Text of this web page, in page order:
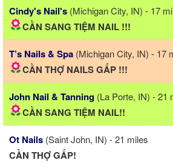
Cindy's Nail's (Michigan City, IN) - 17
CẦN SANG TIỆM NAIL !!!
T’s Nails & Spa (Michigan City, IN) - 17
CẦN THỢ NAILS GẤP !!!
John Nail & Tanning (La Porte, IN) - 21
CẦN SANG TIỆM NAIL!!
Ot Nails (Saint John, IN) - 21 miles
CẦN THỢ GẤP!